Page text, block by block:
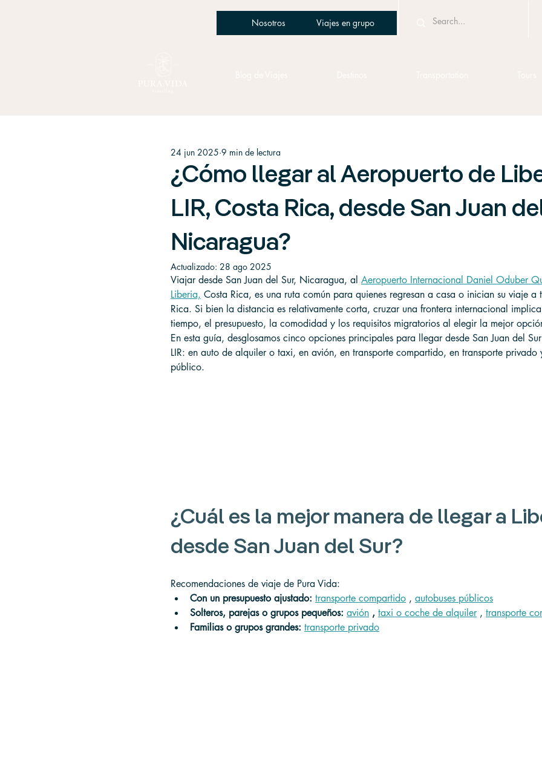
Nosotros Viajes en grupo
¿Cómo llegar al Aeropuerto de
LIR, Costa Rica, desde San Juan
Nicaragua?
24 jun 2025 9 min de lectura
Actualizado: 28 ago 2025
Viajar desde San Juan del Sur, Nicaragua, al Aeropuerto Internacional Daniel Oduber
Liberia, Costa Rica, es una ruta común para quienes regresan a casa o inician su viaje a
Rica. Si bien la distancia es relativamente corta, cruzar una frontera internacional
tiempo, el presupuesto, la comodidad y los requisitos migratorios al elegir la mejor
En esta guía, desglosamos cinco opciones principales para llegar desde San Juan del
LIR: en auto de alquiler o taxi, en avión, en transporte compartido, en transporte privado
público.
¿Cuál es la mejor manera de llegar a
desde San Juan del Sur?
Recomendaciones de viaje de Pura Vida:
Con un presupuesto ajustado: transporte compartido , autobuses públicos
Solteros, parejas o grupos pequeños: avión , taxi o coche de alquiler , transporte
Familias o grupos grandes: transporte privado